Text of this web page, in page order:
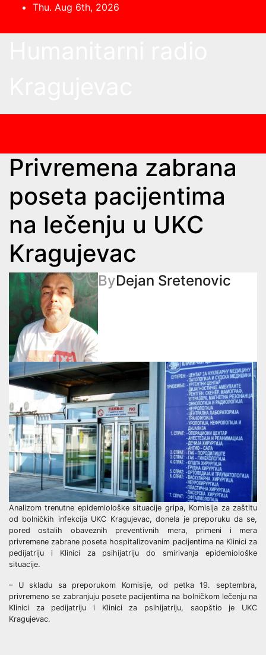
content
Thu. Aug 6th, 2026
Privremena zabrana
poseta pacijentima
na lečenju u UKC
Kragujevac
ByDejan Sretenovic
Analizom trenutne epidemiološke situacije gripa, Komisija za zaštitu
od bolničkih infekcija UKC Kragujevac, donela je preporuku da se,
pored ostalih obaveznih preventivnih mera, primeni i mera
privremene zabrane poseta hospitalizovanim pacijentima na Klinici za
pedijatriju i Klinici za psihijatriju do smirivanja epidemiološke
situacije.
– U skladu sa preporukom Komisije, od petka 19. septembra,
privremeno se zabranjuju posete pacijentima na bolničkom lečenju na
Klinici za pedijatriju i Klinici za psihijatriju, saopštio je UKC
Kragujevac.